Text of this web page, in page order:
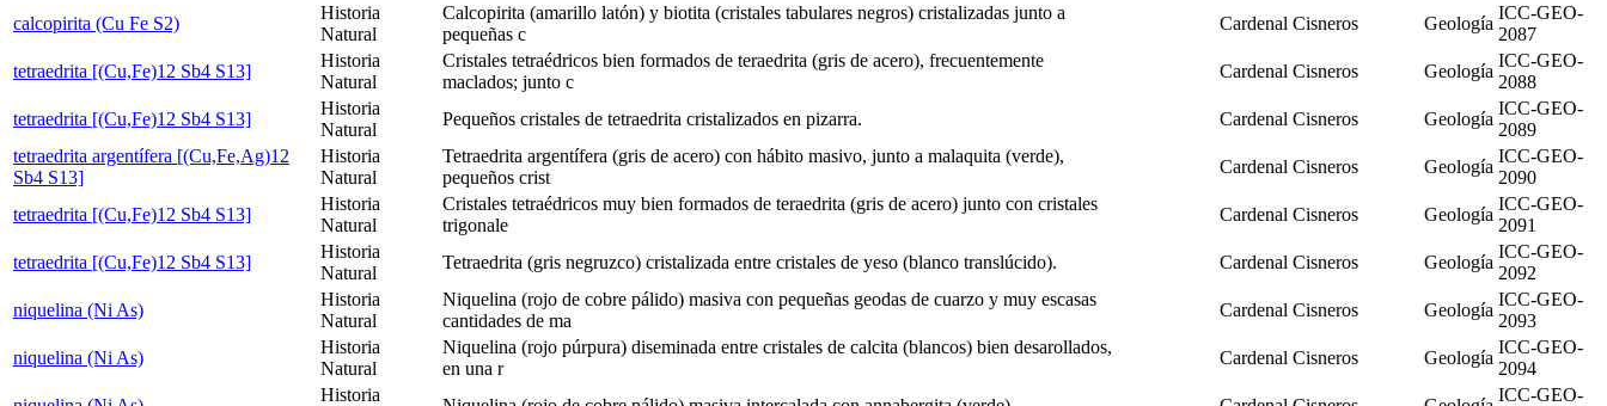
calcopirita (Cu Fe S2)
Historia
Natural
Calcopirita (amarillo latón) y biotita (cristales tabulares negros) cristalizadas junto a
pequeñas c
Cardenal Cisneros Geología
ICC-GEO-
2087
tetraedrita [(Cu,Fe)12 Sb4 S13]
Historia
Natural
Cristales tetraédricos bien formados de teraedrita (gris de acero), frecuentemente
maclados; junto c
Cardenal Cisneros Geología
ICC-GEO-
2088
tetraedrita [(Cu,Fe)12 Sb4 S13]
Historia
Natural
Pequeños cristales de tetraedrita cristalizados en pizarra. Cardenal Cisneros Geología
ICC-GEO-
2089
tetraedrita argentífera [(Cu,Fe,Ag)12
Sb4 S13]
Historia
Natural
Tetraedrita argentífera (gris de acero) con hábito masivo, junto a malaquita (verde),
pequeños crist
Cardenal Cisneros Geología
ICC-GEO-
2090
tetraedrita [(Cu,Fe)12 Sb4 S13]
Historia
Natural
Cristales tetraédricos muy bien formados de teraedrita (gris de acero) junto con cristales
trigonale
Cardenal Cisneros Geología
ICC-GEO-
2091
tetraedrita [(Cu,Fe)12 Sb4 S13]
Historia
Natural
Tetraedrita (gris negruzco) cristalizada entre cristales de yeso (blanco translúcido). Cardenal Cisneros Geología
ICC-GEO-
2092
niquelina (Ni As)
Historia
Natural
Niquelina (rojo de cobre pálido) masiva con pequeñas geodas de cuarzo y muy escasas
cantidades de ma
Cardenal Cisneros Geología
ICC-GEO-
2093
niquelina (Ni As)
Historia
Natural
Niquelina (rojo púrpura) diseminada entre cristales de calcita (blancos) bien desarollados,
en una r
Cardenal Cisneros Geología
ICC-GEO-
2094
Historia
ICC-GEO-